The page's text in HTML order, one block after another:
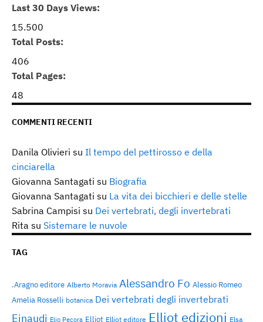
Last 30 Days Views:
15.500
Total Posts:
406
Total Pages:
48
COMMENTI RECENTI
Danila Olivieri su Il tempo del pettirosso e della
cinciarella
Giovanna Santagati su Biografia
Giovanna Santagati su La vita dei bicchieri e delle stelle
Sabrina Campisi su Dei vertebrati, degli invertebrati
Rita su Sistemare le nuvole
TAG
.Aragno editore Alberto Moravia Alessandro Fo Alessio Romeo
Amelia Rosselli botanica Dei vertebrati degli invertebrati
Einaudi Elio Pecora Elliot Elliot editore Elliot edizioni Elsa